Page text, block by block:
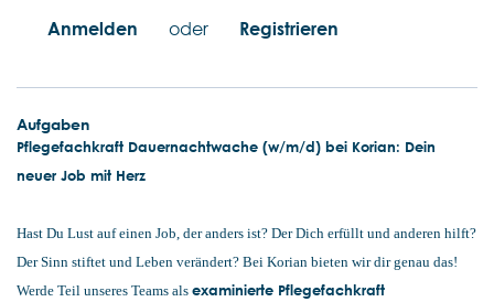
Anmelden
oder Registrieren
Aufgaben
Pflegefachkraft Dauernachtwache (w/m/d) bei Korian: Dein
neuer Job mit Herz
Hast Du Lust auf einen Job, der anders ist? Der Dich erfüllt und anderen hilft?
Der Sinn stiftet und Leben verändert? Bei Korian bieten wir dir genau das!
Werde Teil unseres Teams als examinierte Pflegefachkraft